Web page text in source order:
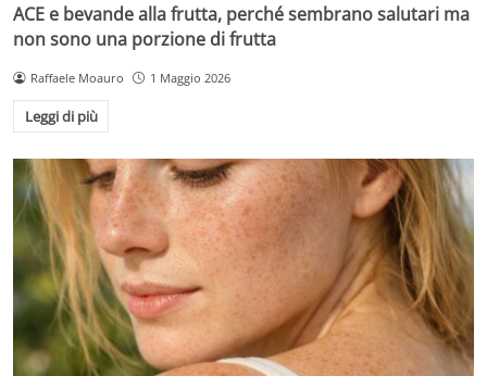
ACE e bevande alla frutta, perché sembrano salutari ma
non sono una porzione di frutta
Raffaele Moauro 1 Maggio 2026
Leggi di più